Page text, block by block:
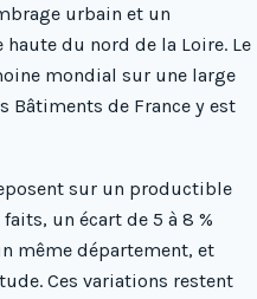
urbain et un
du nord de la Loire. Le
mondial sur une large
Bâtiments de France y est
sur un productible
un écart de 5 à 8 %
même département, et
Ces variations restent